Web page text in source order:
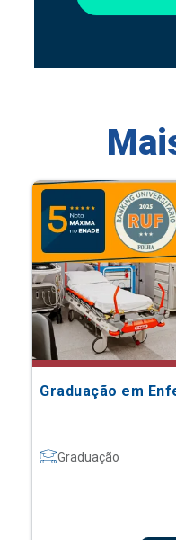
Graduação em
Graduação